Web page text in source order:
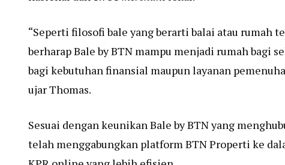
“Seperti filosofi bale yang berarti balai atau rumah
berharap Bale by BTN mampu menjadi rumah bagi
bagi kebutuhan finansial maupun layanan
ujar Thomas.
Sesuai dengan keunikan Bale by BTN yang
telah menggabungkan platform BTN Properti ke